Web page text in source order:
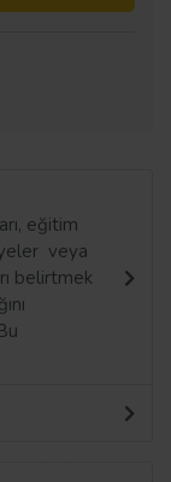
eğitim
veya
belirtmek